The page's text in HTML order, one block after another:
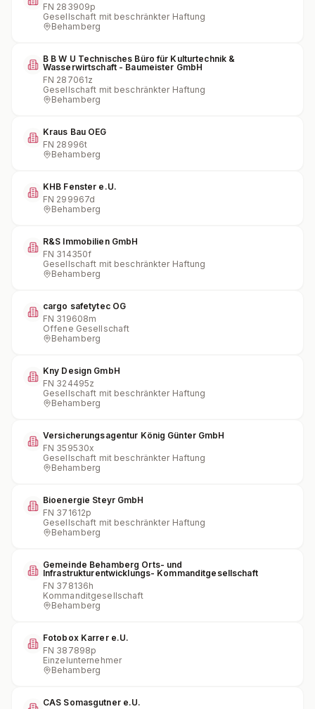
FN 283909p
Gesellschaft mit beschränkter Haftung
Behamberg
B B W U Technisches Büro für Kulturtechnik &
Wasserwirtschaft - Baumeister GmbH
FN 287061z
Gesellschaft mit beschränkter Haftung
Behamberg
Kraus Bau OEG
FN 28996t
Behamberg
KHB Fenster e.U.
FN 299967d
Behamberg
R&S Immobilien GmbH
FN 314350f
Gesellschaft mit beschränkter Haftung
Behamberg
cargo safetytec OG
FN 319608m
Offene Gesellschaft
Behamberg
Kny Design GmbH
FN 324495z
Gesellschaft mit beschränkter Haftung
Behamberg
Versicherungsagentur König Günter GmbH
FN 359530x
Gesellschaft mit beschränkter Haftung
Behamberg
Bioenergie Steyr GmbH
FN 371612p
Gesellschaft mit beschränkter Haftung
Behamberg
Gemeinde Behamberg Orts- und
Infrastrukturentwicklungs- Kommanditgesellschaft
FN 378136h
Kommanditgesellschaft
Behamberg
Fotobox Karrer e.U.
FN 387898p
Einzelunternehmer
Behamberg
CAS Somasgutner e.U.